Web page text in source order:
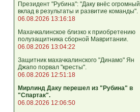
Президент "Рубина": "Даку внёс огромный
вклад в результаты и развитие команды".
06.08.2026 13:16:18
Махачкалинское близко к приобретению
полузащитника сборной Мавритании.
06.08.2026 13:04:22
Защитник махачкалинского "Динамо" Ян
Джапо порвал "кресты".
06.08.2026 12:51:18
Мирлинд Даку перешел из "Рубина" в
"Спартак".
06.08.2026 12:06:50